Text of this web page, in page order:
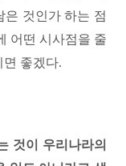
은 것인가 하는 점
어떤 시사점을 줄
면 좋겠다.
것이 우리나라의